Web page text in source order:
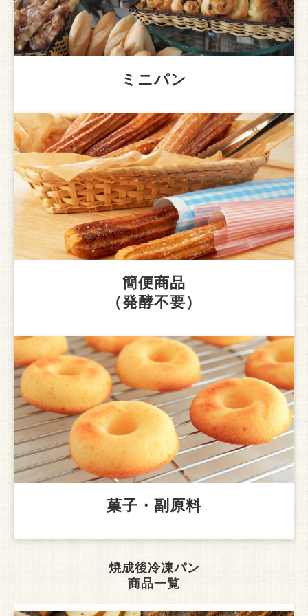
ミニパン
簡便商品
（発酵不要）
菓子・副原料
焼成後冷凍パン
商品一覧